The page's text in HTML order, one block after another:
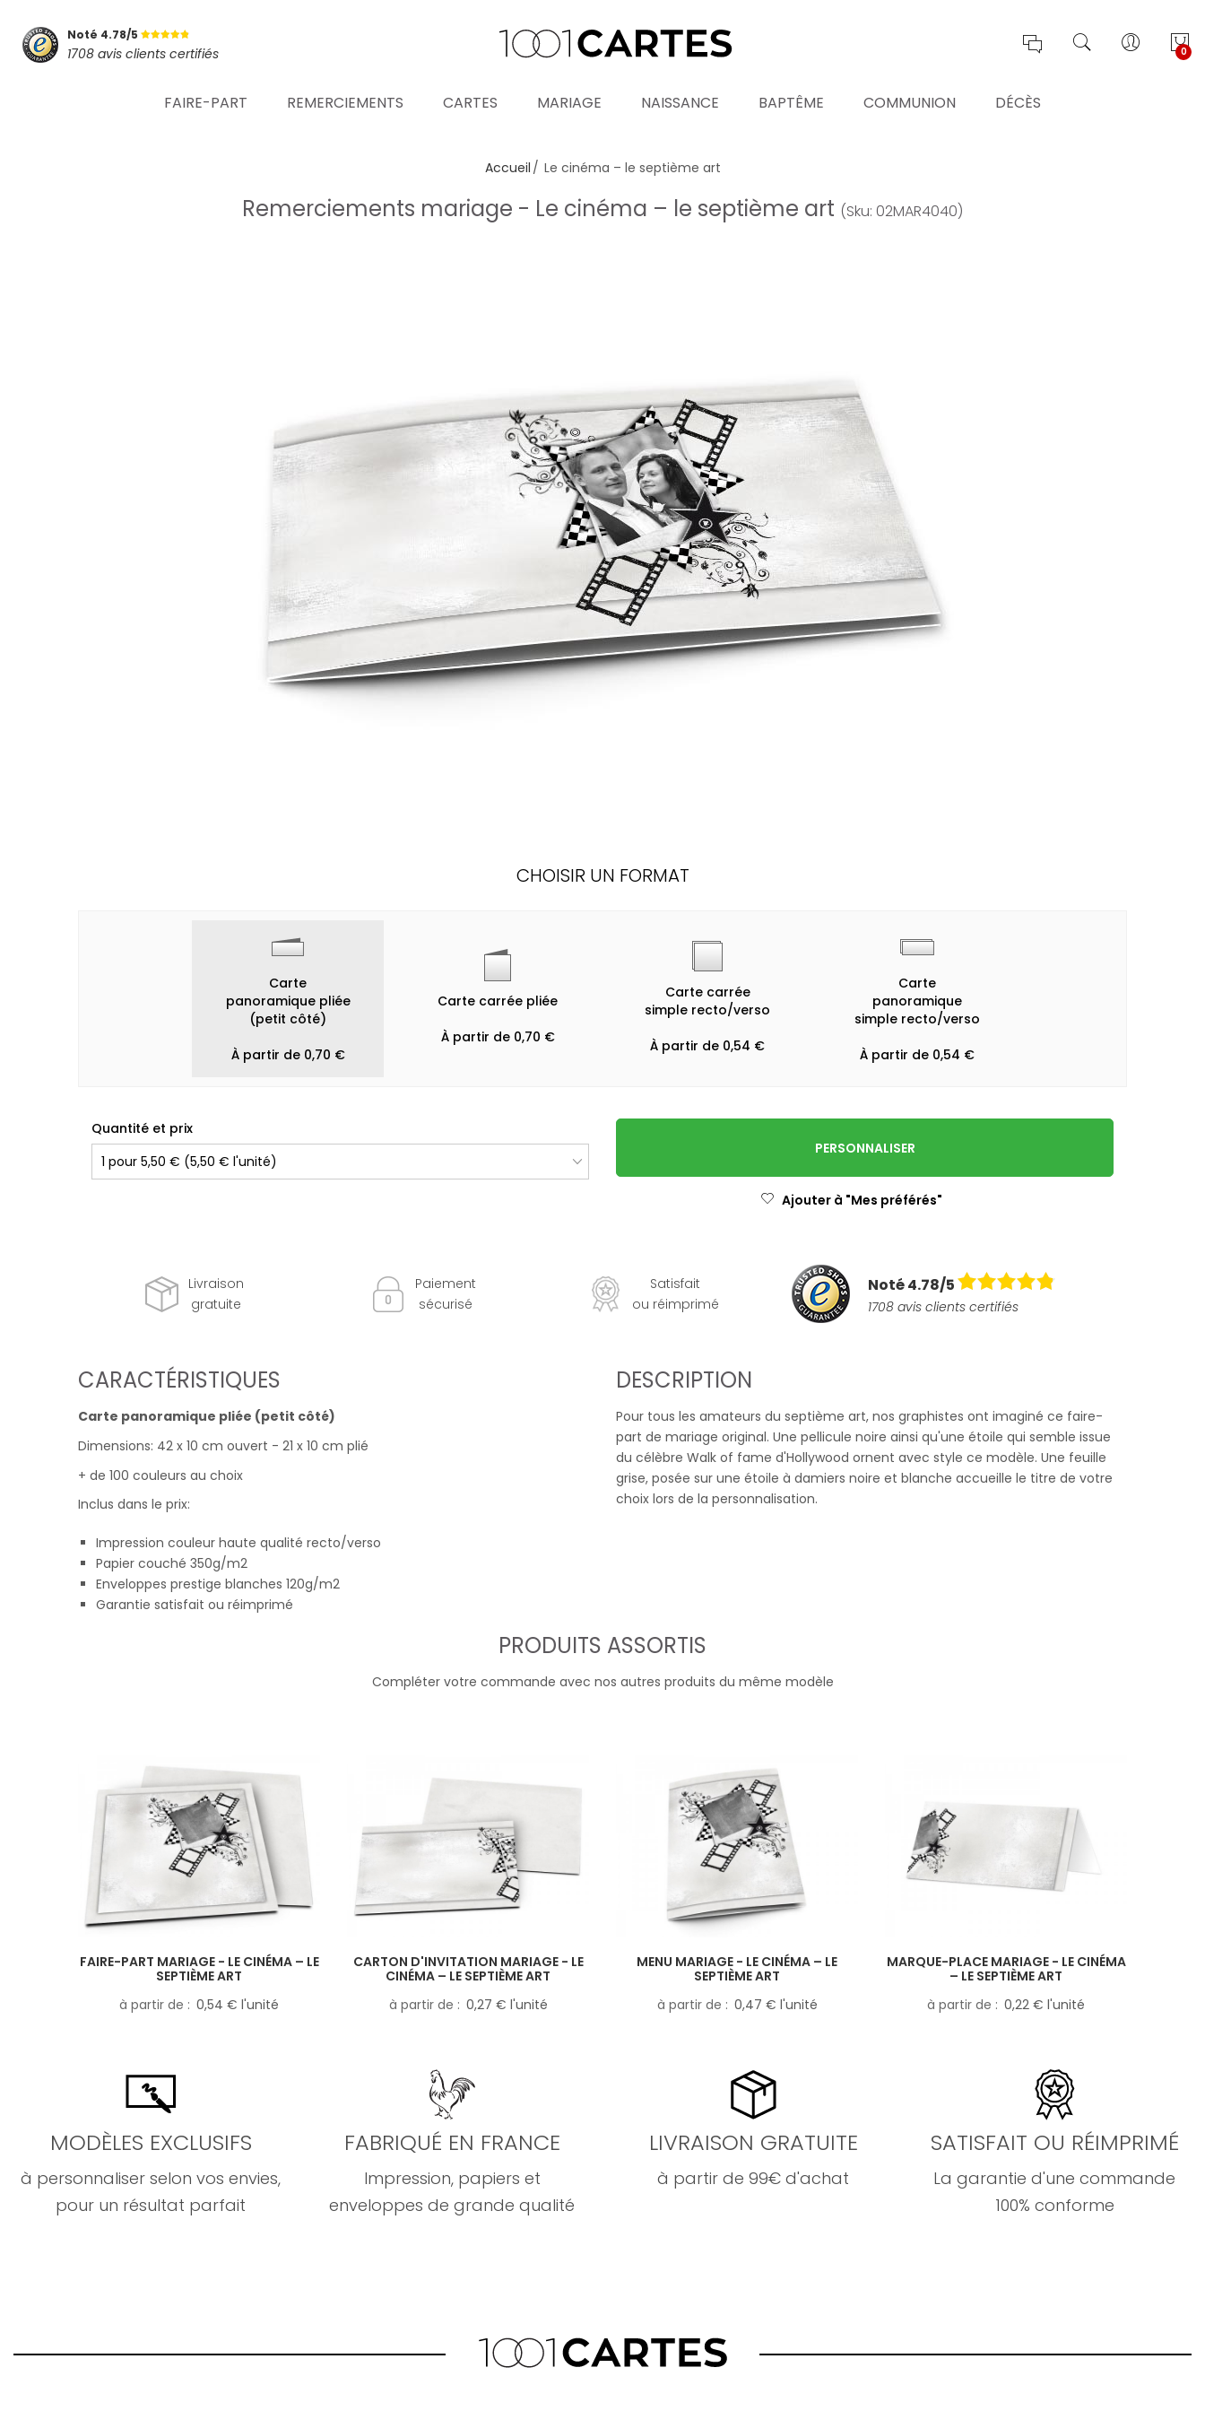
Noté 4.78/5
1708 avis clients certifiés 0
FAIRE-PART REMERCIEMENTS CARTES MARIAGE NAISSANCE BAPTÊME COMMUNION DÉCÈS
Mot de passe oublié ?
SE CONNECTER
Accueil Le cinéma – le septième art
Remerciements mariage - Le cinéma – le septième art (Sku: 02MAR4040)
CHOISIR UN FORMAT
Carte
panoramique pliée
(petit côté)
À partir de 0,70 €
Carte carrée pliée
À partir de 0,70 €
Carte carrée
simple recto/verso
À partir de 0,54 €
Carte
panoramique
simple recto/verso
À partir de 0,54 €
Quantité et prix
PERSONNALISER
Ajouter à "Mes préférés"
Livraison
gratuite
Paiement
sécurisé
Satisfait
ou réimprimé
Noté 4.78/5
1708 avis clients certifiés
CARACTÉRISTIQUES
Carte panoramique pliée (petit côté)
Dimensions: 42 x 10 cm ouvert - 21 x 10 cm plié
+ de 100 couleurs au choix
Inclus dans le prix:
Impression couleur haute qualité recto/verso
Papier couché 350g/m2
Enveloppes prestige blanches 120g/m2
Garantie satisfait ou réimprimé
DESCRIPTION
Pour tous les amateurs du septième art, nos graphistes ont imaginé ce faire-
part de mariage original. Une pellicule noire ainsi qu'une étoile qui semble issue
du célèbre Walk of fame d'Hollywood ornent avec style ce modèle. Une feuille
grise, posée sur une étoile à damiers noire et blanche accueille le titre de votre
choix lors de la personnalisation.
PRODUITS ASSORTIS
Compléter votre commande avec nos autres produits du même modèle
FAIRE-PART MARIAGE - LE CINÉMA – LE
SEPTIÈME ART
à partir de
0,54 € l'unité
CARTON D'INVITATION MARIAGE - LE
CINÉMA – LE SEPTIÈME ART
à partir de
0,27 € l'unité
MENU MARIAGE - LE CINÉMA – LE
SEPTIÈME ART
à partir de
0,47 € l'unité
MARQUE-PLACE MARIAGE - LE CINÉMA
– LE SEPTIÈME ART
à partir de
0,22 € l'unité
MODÈLES EXCLUSIFS
à personnaliser selon vos envies,
pour un résultat parfait
FABRIQUÉ EN FRANCE
Impression, papiers et
enveloppes de grande qualité
LIVRAISON GRATUITE
à partir de 99€ d'achat
SATISFAIT OU RÉIMPRIMÉ
La garantie d'une commande
100% conforme